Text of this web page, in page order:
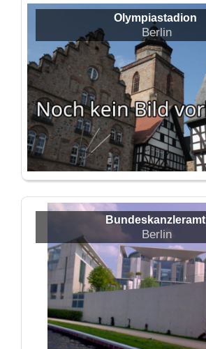
Olympiastadion
Berlin
Bundeskanzleramt
Berlin